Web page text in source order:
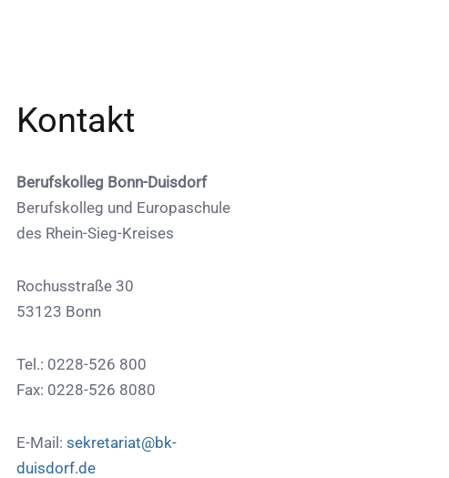
Kontakt
Berufskolleg Bonn-Duisdorf
Berufskolleg und Europaschule
des Rhein-Sieg-Kreises
Rochusstraße 30
53123 Bonn
Tel.: 0228-526 800
Fax: 0228-526 8080
E-Mail: sekretariat@bk-
duisdorf.de